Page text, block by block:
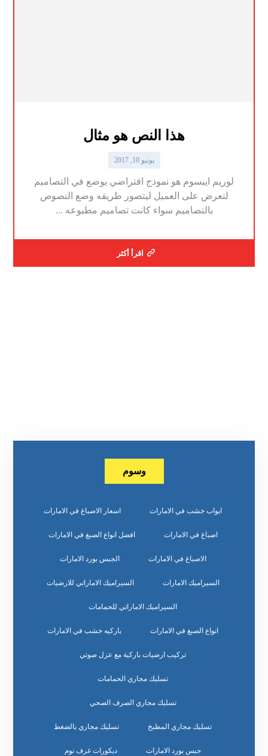
هذا النص هو مثال
يونيو 10, 2017
لوريم ايبسوم هو نموذج افتراضي يوضع في التصاميم
لتعرض على العميل ليتصور طريقه وضع النصوص
بالتصاميم سواء كانت تصاميم مطبوعه ...
اقرأ أكثر
وسوم
ابواب خشب في الامارات اسعار الاصباغ في الامارات
اصباغ في الامارات افضل انواع الصبغ في الامارات
الاصباغ في الامارات الجبس بورد الامارات
السيراميك الامارات السيراميك الاماراتي للارضيات
السيراميك الاماراتي للحمامات
انواع الصبغ في الامارات باركيه خشب في الامارات
تركيب ارضيات باركية مع عزل صوتي
تسليك مجاري الحمامات
تسليك مجاري الصرف الصحي
تسليك مجاري المطبخ تسليك مجاري بالضغط
جبس بورد الامارات ديكورات غرف نوم